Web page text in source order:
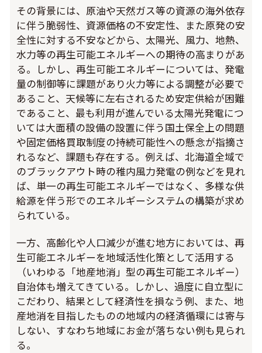
その背景には、原油や天然ガス等の資源の海外依存
に伴う脆弱性、資源価格の不安定性、また原発の安
全性に対する不安などから、太陽光、風力、地熱、
水力等の再生可能エネルギーへの期待の高まりがあ
る。しかし、再生可能エネルギーについては、発電
量の制御等に課題があり火力等による調整が必要で
あること、天候等に左右されるため安定供給が困難
であること、最も利用が進んでいる太陽光発電につ
いては大面積の設備の設置に伴う国土保全上の問題
や固定価格買取制度の持続可能性への懸念が指摘さ
れるなど、課題も存在する。例えば、北海道全域で
のブラックアウト時の稚内風力発電の例などを見れ
ば、単一の再生可能エネルギーではなく、多様な供
給源を伴う形でのエネルギーシステムの構築が求め
られている。
一方、高齢化や人口減少が進む地方においては、再
生可能エネルギーを地域活性化策として活用する
（いわゆる「地産地消」型の再生可能エネルギー）
自治体も増えてきている。しかし、過度に自立型に
こだわり、結果として経済性を損なう例、また、地
産地消を目指したものの地域内の経済循環には寄与
しない、すなわち地域にお金が落ちない例も見られ
る。